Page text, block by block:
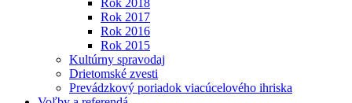
Rok 2018
Rok 2017
Rok 2016
Rok 2015
Kultúrny spravodaj
Drietomské zvesti
Prevádzkový poriadok viacúcelového ihriska